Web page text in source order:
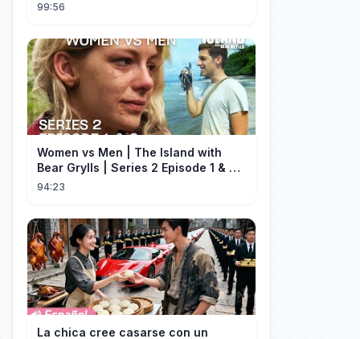
99:56
Women vs Men | The Island with
Bear Grylls | Series 2 Episode 1 & 2 |
Full Episode
94:23
La chica cree casarse con un